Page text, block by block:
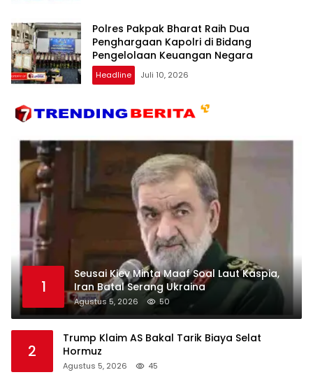
Polres Pakpak Bharat Raih Dua
Penghargaan Kapolri di Bidang
Pengelolaan Keuangan Negara
Headline Juli 10, 2026
1
Seusai Kiev Minta Maaf Soal Laut Kaspia,
Iran Batal Serang Ukraina
Agustus 5, 2026 50
2
Trump Klaim AS Bakal Tarik Biaya Selat
Hormuz
Agustus 5, 2026 45